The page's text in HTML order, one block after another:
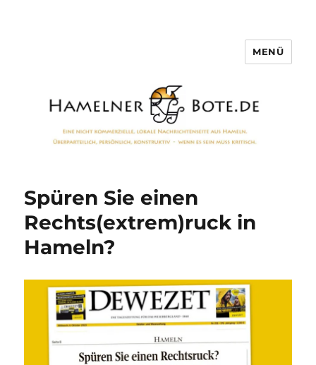
MENÜ
Spüren Sie einen
Rechts(extrem)ruck in
Hameln?